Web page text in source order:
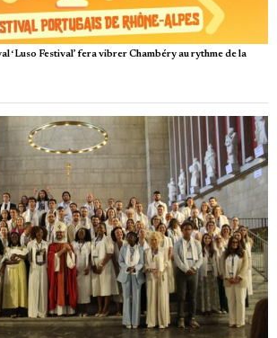
‘Luso Festival’ fera vibrer Chambéry au rythme de la